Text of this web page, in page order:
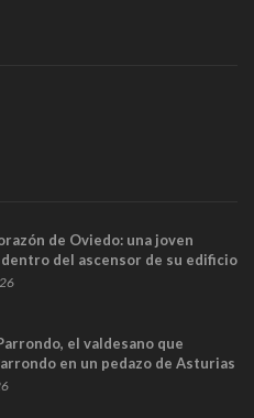
de Oviedo: una joven
del ascensor de su edificio
sus últimos minutos
el valdesano que
en un pedazo de Asturias